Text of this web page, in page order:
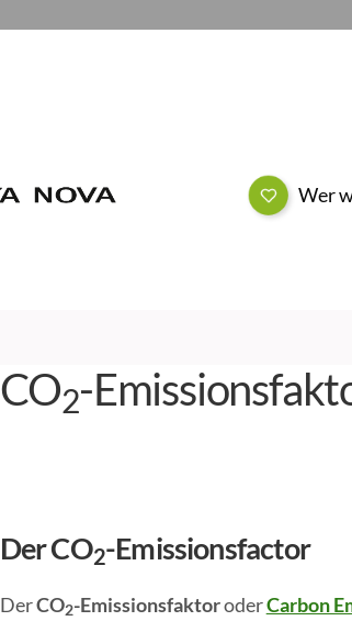
Wer
CO2-
Der CO2-Emissionsfactor
DerCO2-EmissionsfaktoroderCarbon